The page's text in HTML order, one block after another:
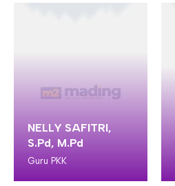
NELLY SAFITRI,
S.Pd, M.Pd
Guru PKK